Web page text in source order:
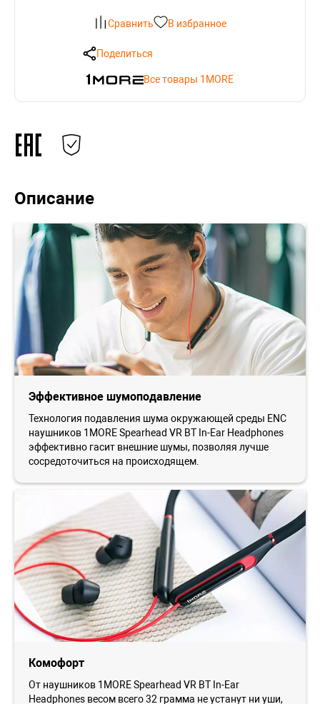
Сравнить В избранное
Поделиться
Все товары 1MORE
Описание
Эффективное шумоподавление
Технология подавления шума окружающей среды ENC
наушников 1MORE Spearhead VR BT In-Ear Headphones
эффективно гасит внешние шумы, позволяя лучше
сосредоточиться на происходящем.
Комофорт
От наушников 1MORE Spearhead VR BT In-Ear
Headphones весом всего 32 грамма не устанут ни уши,